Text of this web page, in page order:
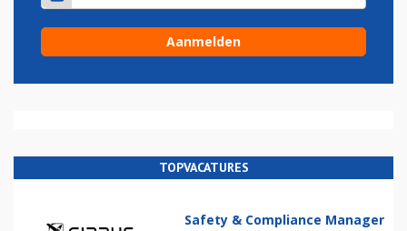
TOPVACATURES
Safety & Compliance Manager